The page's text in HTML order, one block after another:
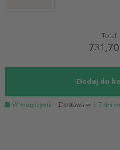
Total
731,70
Dodaj do
W magazynie - Dostawa w 3-7 dni